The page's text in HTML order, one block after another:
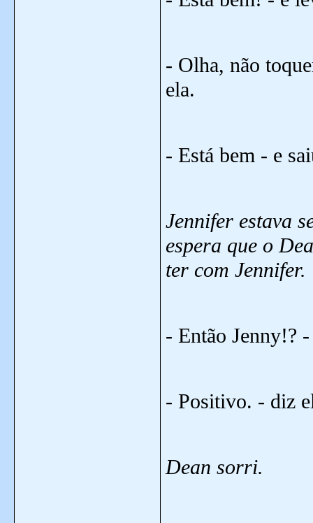
- Olha, não
ela.
- Está bem - e
Jennifer estava
espera que o
ter com Jennifer.
- Então Jenny!?
- Positivo. - diz
Dean sorri.